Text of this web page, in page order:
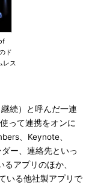
ド
レス
続）と呼んだ一連
って連携をオンに
、Keynote、
ー、連絡先といっ
アプリのほか、
いる他社製アプリで